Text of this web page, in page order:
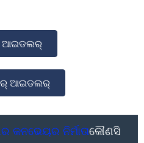
ଆଇଡଲର୍
ଆଇଡଲର୍
କନଭେୟର ନିର୍ମାତାକୌଣସି